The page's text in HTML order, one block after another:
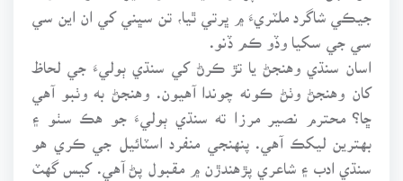
جيڪي شاگرد ملٽريءَ ۾ ڀرتي ٿيا، تن سڀني کي ان اين سي
سي جي سکيا وڏو ڪم ڏنو.
اسان سنڌي وهنجڻ يا تڙ ڪرڻ کي سنڌي ٻوليءَ جي لحاظ
کان وهنجڻ وٺڻ ڪونه چوندا آهيون. وهنجڻ به وٺبو آهي
ڇا؟ محترم نصير مرزا ته سنڌي ٻوليءَ جو هڪ سٺو ۽
بهترين ليکڪ آهي. پنهنجي منفرد اسٽائيل جي ڪري هو
سنڌي ادب ۽ شاعري پڙهندڙن ۾ مقبول پڻ آهي. کيس گهٽ